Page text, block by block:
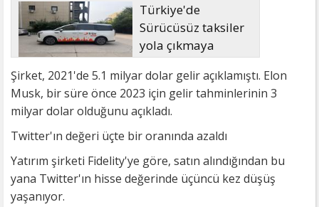
Türkiye'de
Sürücüsüz taksiler
yola çıkmaya
hazırlanıyor
Şirket, 2021'de 5.1 milyar dolar gelir açıklamıştı. Elon
Musk, bir süre önce 2023 için gelir tahminlerinin 3
milyar dolar olduğunu açıkladı.
Twitter'ın değeri üçte bir oranında azaldı
Yatırım şirketi Fidelity'ye göre, satın alındığından bu
yana Twitter'ın hisse değerinde üçüncü kez düşüş
yaşanıyor.